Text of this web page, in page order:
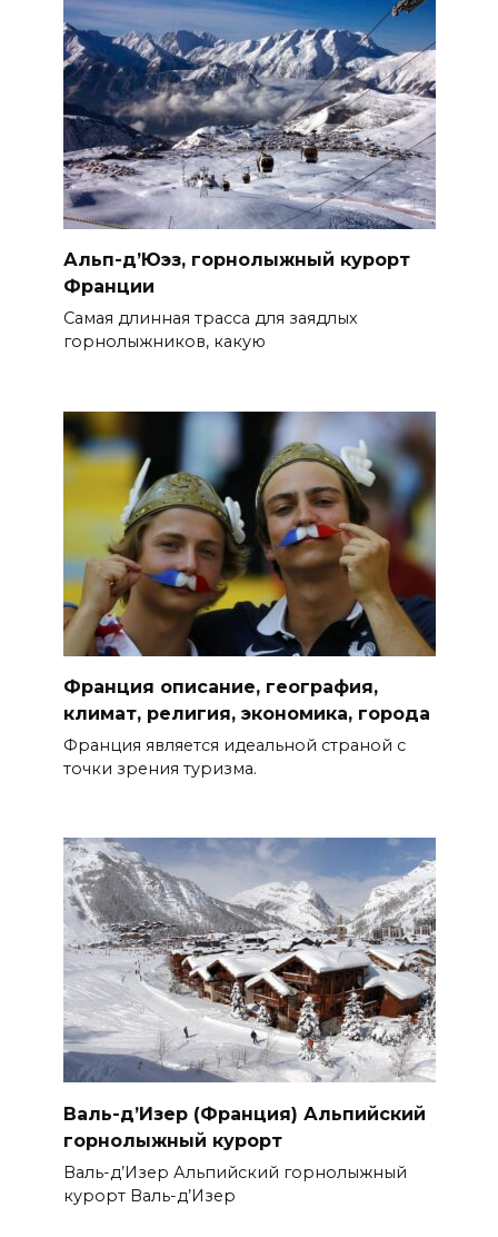
Альп-д’Юэз, горнолыжный курорт
Франции
Самая длинная трасса для заядлых
горнолыжников, какую
Франция описание, география,
климат, религия, экономика, города
Франция является идеальной страной с
точки зрения туризма.
Валь-д’Изер (Франция) Альпийский
горнолыжный курорт
Валь-д’Изер Альпийский горнолыжный
курорт Валь-д’Изер